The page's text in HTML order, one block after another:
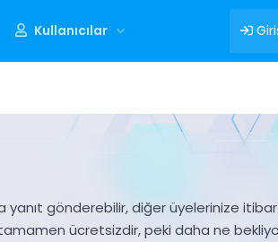
Kullanıcılar
gönderebilir, diğer üyelerinize itibar
tamamen ücretsizdir, peki daha ne